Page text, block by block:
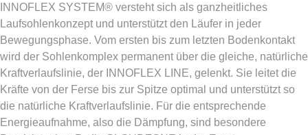
INNOFLEX SYSTEM® versteht sich als ganzheitliches
Laufsohlenkonzept und unterstützt den Läufer in jeder
Bewegungsphase. Vom ersten bis zum letzten Bodenkontakt
wird der Sohlenkomplex permanent über die gleiche, natürliche
Kraftverlaufslinie, der INNOFLEX LINE, gelenkt. Sie leitet die
Kräfte von der Ferse bis zur Spitze optimal und unterstützt so
die natürliche Kraftverlaufslinie. Für die entsprechende
Energieaufnahme, also die Dämpfung, sind besondere